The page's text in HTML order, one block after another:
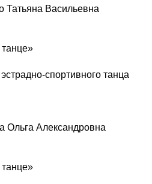
Татьяна Васильевна
танце»
спортивного танца
Ольга Александровна
танце»